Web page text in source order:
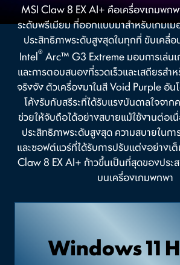
MSI Claw 8 EX AI+ คือเครื่องเกมพก
ระดับพรีเมียม ที่ออกแบบมาสำหรับเกมเ
ประสิทธิภาพระดับสูงสุดในทุกที่ ขับเคลื่อ
Intel®Arc™ G3 Extreme มอบการเล่น
และการตอบสนองที่รวดเร็วและเสถียรสำ
จริงจัง ตัวเครื่องมาในสี Void Purple อั
โค้งรับกับสรีระที่ได้รับแรงบันดาลใจจาก
ช่วยให้จับถือได้อย่างสบายแม้ใช้งานต่อเ
ประสิทธิภาพระดับสูงสุด ความสบายในก
และซอฟต์แวร์ที่ได้รับการปรับแต่งอย่างเ
Claw 8 EX AI+ ก้าวขึ้นเป็นที่สุดของประ
บนเครื่องเกมพกพา
Windows 11